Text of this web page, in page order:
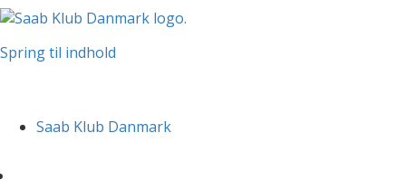
Spring til indhold
Saab Klub Danmark